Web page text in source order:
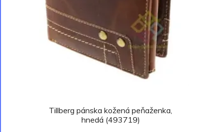
Tillberg pánska kožená peňaženka,
hnedá (493719)